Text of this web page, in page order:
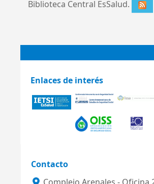
Biblioteca Central EsSalud.
Enlaces de interés
Contacto